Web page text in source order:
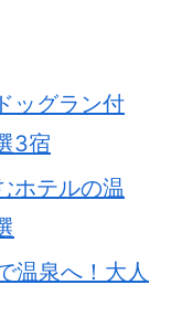
ッグラン付
3宿
ホテルの温
温泉へ！大人